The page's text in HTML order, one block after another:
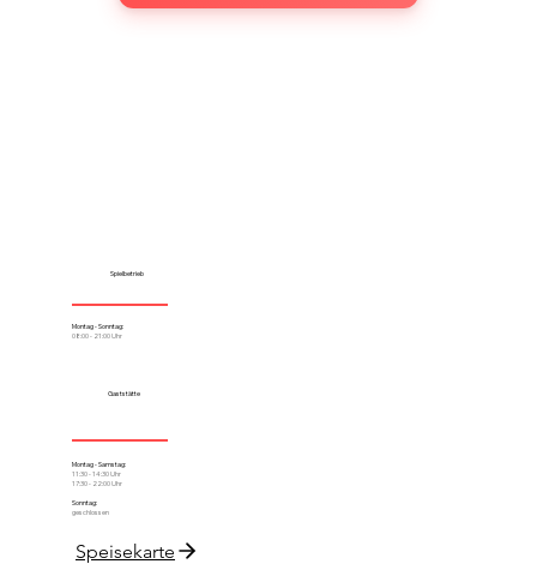
Spielbetrieb
Montag - Sonntag:
08:00 - 21:00 Uhr
Gaststätte
Montag - Samstag:
11:30 - 14:30 Uhr
17:30 - 22:00 Uhr
Sonntag:
geschlossen
Speisekarte